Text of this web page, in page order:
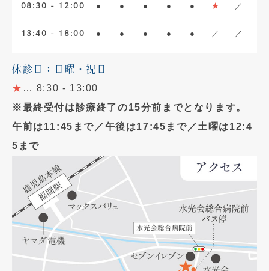
08:30 - 12:00 ● ● ● ● ● ★ ／
13:40 - 18:00 ● ● ● ● ● ／ ／
休診日：日曜・祝日
★ … 8:30 - 13:00
※最終受付は診療終了の15分前までとなります。
午前は11:45まで／午後は17:45まで／土曜は12:4
5まで